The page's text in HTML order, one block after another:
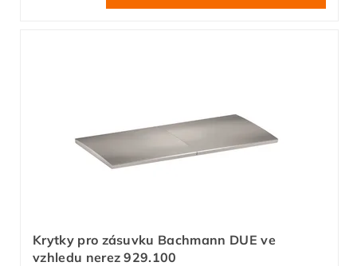
Krytky pro zásuvku Bachmann DUE ve
vzhledu nerez 929.100